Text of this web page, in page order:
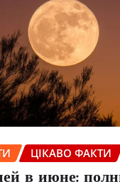
ЦІКАВО ФАКТИ
в июне: